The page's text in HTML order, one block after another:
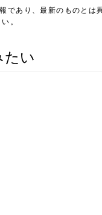
であり、最新のものとは
。
たい